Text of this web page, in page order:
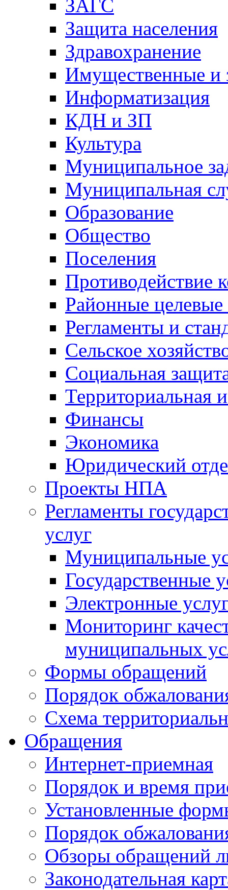
ЗАГС
Защита населения
Здравохранение
Имущественные и
Информатизация
КДН и ЗП
Культура
Муниципальное
Муниципальная
Образование
Общество
Поселения
Противодействие
Районные
Регламенты и
Сельское
Социальная
Территориальная
Финансы
Экономика
Юридический
Проекты НПА
Регламенты
услуг
Муниципальные
Государственные
Электронные
Мониторинг
муниципальных
Формы обращений
Порядок
Схема
Обращения
Интернет-приемная
Порядок и время
Установленные
Порядок
Обзоры обращений
Законодательная